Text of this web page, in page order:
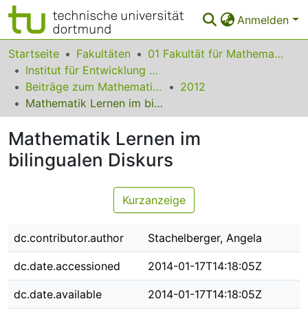
Anmelden
Bereiche & Sammlungen
Das gesamte Repositorium
Statistiken
FAQ
Leitlinien
Zurück zur Startseite
Startseite Fakultäten
01 Fakultät für Mathematik
Institut für Entwicklung und Erforschung des Mathematikunterrichts
Beiträge zum Mathematikunterricht
2012
Mathematik Lernen im bilingualen Diskurs
Mathematik Lernen im
bilingualen Diskurs
Kurzanzeige
dc.contributor.author Stachelberger, Angela
dc.date.accessioned 2014-01-17T14:18:05Z
dc.date.available 2014-01-17T14:18:05Z